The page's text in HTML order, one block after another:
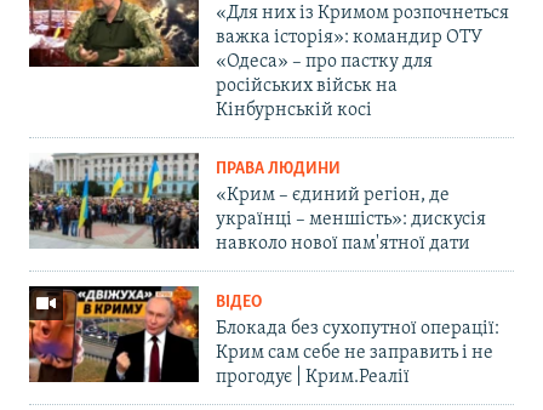
«Для них із Кримом розпочнеться
важка історія»: командир ОТУ
«Одеса» – про пастку для
російських військ на
Кінбурнській косі
ПРАВА ЛЮДИНИ
«Крим – єдиний регіон, де
українці – меншість»: дискусія
навколо нової пам'ятної дати
ВІДЕО
Блокада без сухопутної операції:
Крим сам себе не заправить і не
прогодує | Крим.Реалії